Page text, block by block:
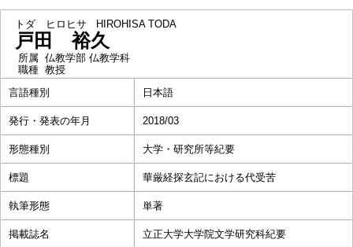
トダ ヒロヒサ HIROHISA TODA
戸田 裕久
所属 仏教学部 仏教学科
職種 教授
言語種別
日本語
発行・発表の年月 2018/03
形態種別 大学・研究所等紀要
標題 華厳経探玄記における代受苦
執筆形態 単著
掲載誌名 立正大学大学院文学研究科紀要